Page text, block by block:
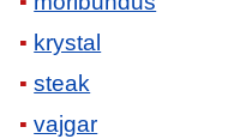
krystal
steak
vajgar